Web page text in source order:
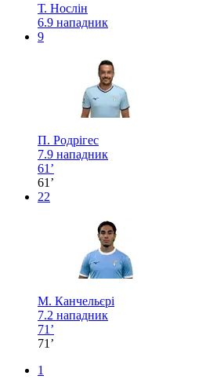
Т. Нослін
6.9 нападник
9
П. Родрігес
7.9 нападник
61’
61’
22
М. Канчельєрі
7.2 нападник
71’
71’
1